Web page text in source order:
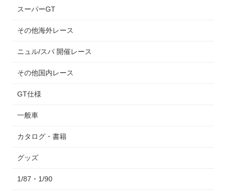
スーパーGT
その他海外レース
ニュル/スパ 開催レース
その他国内レース
GT仕様
一般車
カタログ・書籍
グッズ
1/87・1/90